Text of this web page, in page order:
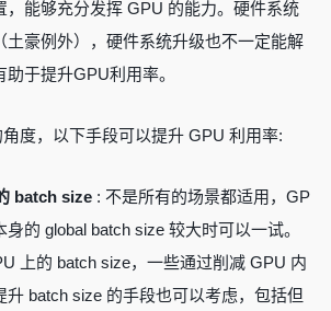
，能够充分发挥 GPU 的能力。硬件系统
土豪例外），硬件系统升级也不一定能解
于提升GPU利用率。
度，以下手段可以提升 GPU 利用率:
batch size: 不是所有的场景都适用，GP
的 global batch size 较大时可以一试。
上的 batch size，一些通过削减 GPU 内
升 batch size 的手段也可以考虑，包括但